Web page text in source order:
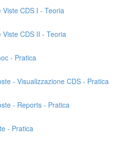
CDS I - Teoria
CDS II - Teoria
- Pratica
- Visualizzazione CDS - Pratica
- Reports - Pratica
- Pratica